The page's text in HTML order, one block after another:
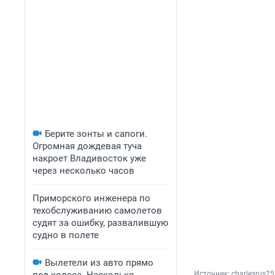
Берите зонты и сапоги.
Огромная дождевая туча
накроет Владивосток уже
через несколько часов
Приморского инженера по
техобслуживанию самолетов
судят за ошибку, развалившую
судно в полете
Вылетели из авто прямо